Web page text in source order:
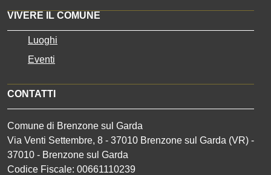
VIVERE IL COMUNE
Luoghi
Eventi
CONTATTI
Comune di Brenzone sul Garda
Via Venti Settembre, 8 - 37010 Brenzone sul Garda (VR) -
37010 - Brenzone sul Garda
Codice Fiscale: 00661110239